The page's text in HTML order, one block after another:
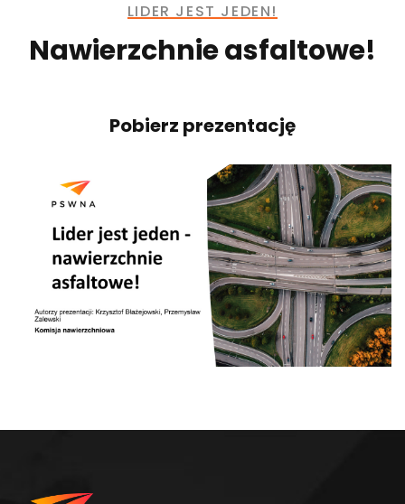
LIDER JEST JEDEN!
Nawierzchnie asfaltowe!
Pobierz prezentację